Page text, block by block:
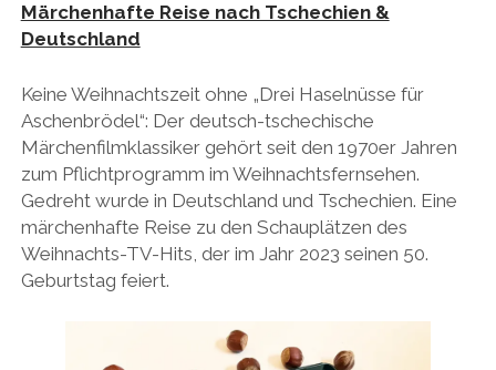
Märchenhafte Reise nach Tschechien &
Deutschland
Keine Weihnachtszeit ohne „Drei Haselnüsse für
Aschenbrödel“: Der deutsch-tschechische
Märchenfilmklassiker gehört seit den 1970er Jahren
zum Pflichtprogramm im Weihnachtsfernsehen.
Gedreht wurde in Deutschland und Tschechien. Eine
märchenhafte Reise zu den Schauplätzen des
Weihnachts-TV-Hits, der im Jahr 2023 seinen 50.
Geburtstag feiert.